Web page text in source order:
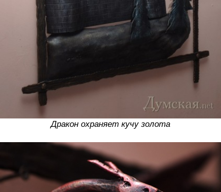
Дракон охраняет кучу золота